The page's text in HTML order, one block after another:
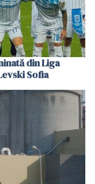
din Liga
Sofia